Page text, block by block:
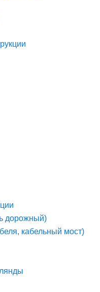
дорожный)
кабельный мост)